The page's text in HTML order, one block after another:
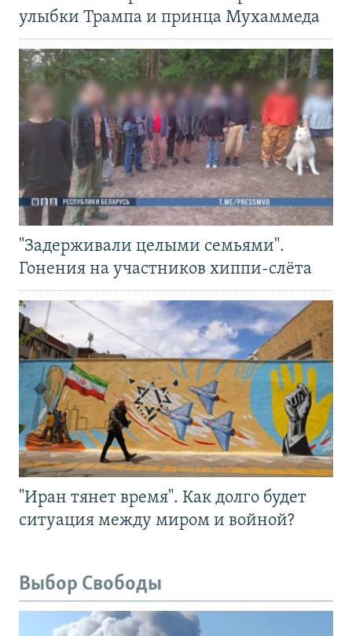
улыбки Трампа и принца Мухаммеда
"Задерживали целыми семьями".
Гонения на участников хиппи-слёта
"Иран тянет время". Как долго будет
ситуация между миром и войной?
Выбор Свободы